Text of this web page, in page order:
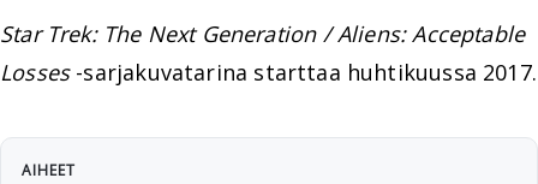
Star Trek: The Next Generation / Aliens: Acceptable
Losses-sarjakuvatarina starttaa huhtikuussa 2017.
AIHEET